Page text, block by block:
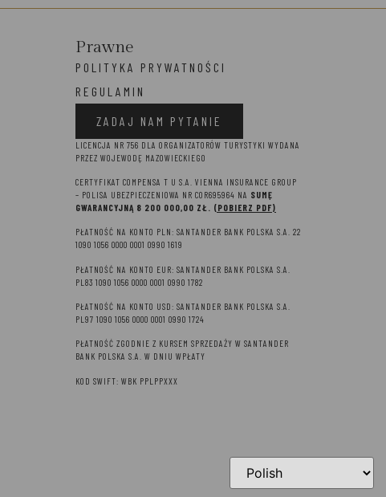
Prawne
POLITYKA PRYWATNOŚCI
REGULAMIN
ZADAJ NAM PYTANIE
LICENCJA NR 756 DLA ORGANIZATORÓW TURYSTYKI WYDANA
PRZEZ WOJEWODĘ MAZOWIECKIEGO
CERTYFIKAT COMPENSA T U S.A. VIENNA INSURANCE GROUP
– POLISA UBEZPIECZENIOWA NR COR695964 NA SUMĘ
GWARANCYJNĄ 8 200 000,00 ZŁ. (POBIERZ PDF)
PŁATNOŚĆ NA KONTO PLN: SANTANDER BANK POLSKA S.A. 22
1090 1056 0000 0001 0990 1619
PŁATNOŚĆ NA KONTO EUR: SANTANDER BANK POLSKA S.A.
PL83 1090 1056 0000 0001 0990 1782
PŁATNOŚĆ NA KONTO USD: SANTANDER BANK POLSKA S.A.
PL97 1090 1056 0000 0001 0990 1724
PŁATNOŚĆ ZGODNIE Z KURSEM SPRZEDAŻY W SANTANDER
BANK POLSKA S.A. W DNIU WPŁATY
KOD SWIFT: WBK PPLPPXXX